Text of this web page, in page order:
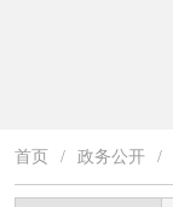
首页 / 政务公开 /